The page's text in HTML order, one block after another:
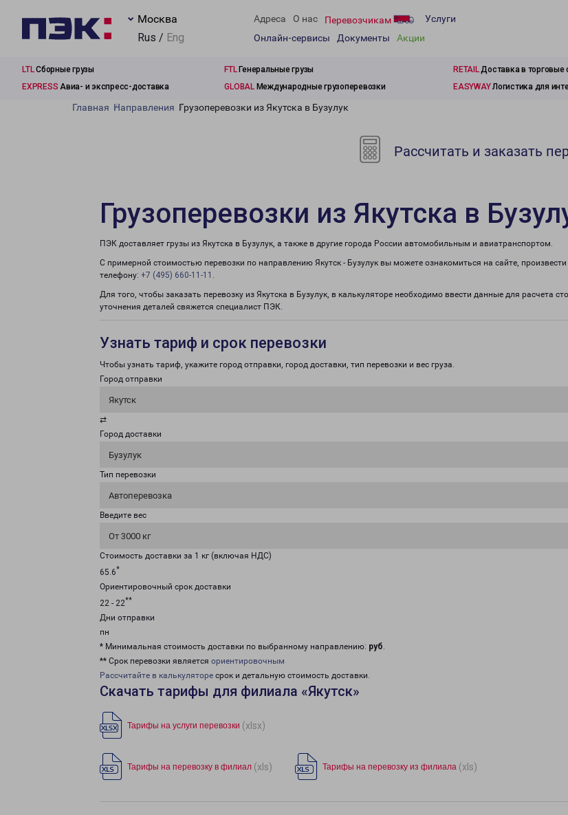
Москва
Rus / Eng
Адреса О нас Перевозчикам
Услуги
Онлайн-сервисы
Документы Акции
LTLСборные грузы FTLГенеральные грузы RETAILДоставка в торговые
EXPRESS Авиа- и экспресс-доставка GLOBALМеждународные грузоперевозки EASYWAYЛогистика для
Главная Направления Грузоперевозки из Якутска в Бузулук
Рассчитать и заказать
Грузоперевозки из Якутска в
ПЭК доставляет грузы из Якутска в Бузулук, а также в другие города России автомобильным и авиатранспортом.
С примерной стоимостью перевозки по направлению Якутск - Бузулук вы можете ознакомиться на сайте,
телефону: +7 (495) 660-11-11 .
Для того, чтобы заказать перевозку из Якутска в Бузулук, в калькуляторе необходимо ввести данные для расчета
уточнения деталей свяжется специалист ПЭК.
Узнать тариф и срок перевозки
Чтобы узнать тариф, укажите город отправки, город доставки, тип перевозки и вес груза.
Город отправки
Якутск
⇄
Город доставки
Бузулук
Тип перевозки
Автоперевозка
Введите вес
От 3000 кг
Стоимость доставки за 1 кг (включая НДС)
65.6*
Ориентировочный срок доставки
22 - 22**
Дни отправки
пн
* Минимальная стоимость доставки по выбранному направлению: руб.
** Срок перевозки является ориентировочным
Рассчитайте в калькуляторе срок и детальную стоимость доставки.
Скачать тарифы для филиала «Якутск»
Тарифы на услуги перевозки (xlsx)
Тарифы на перевозку в филиал (xls) Тарифы на перевозку из филиала (xls)